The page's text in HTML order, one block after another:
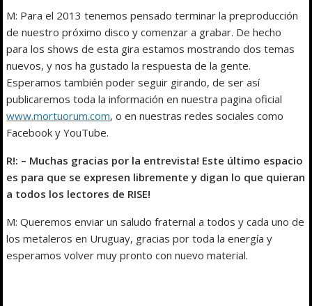
M: Para el 2013 tenemos pensado terminar la preproducción
de nuestro próximo disco y comenzar a grabar. De hecho
para los shows de esta gira estamos mostrando dos temas
nuevos, y nos ha gustado la respuesta de la gente.
Esperamos también poder seguir girando, de ser así
publicaremos toda la información en nuestra pagina oficial
www.mortuorum.com, o en nuestras redes sociales como
Facebook y YouTube.
R!: – Muchas gracias por la entrevista! Este último espacio
es para que se expresen libremente y digan lo que quieran
a todos los lectores de RISE!
M: Queremos enviar un saludo fraternal a todos y cada uno de
los metaleros en Uruguay, gracias por toda la energía y
esperamos volver muy pronto con nuevo material.